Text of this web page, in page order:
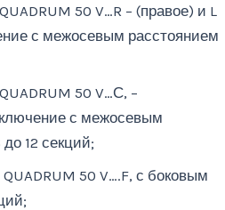
50 V…R – (правое) и L
с межосевым расстоянием
50 V…С, –
с межосевым
12 секций;
50 V….F, с боковым